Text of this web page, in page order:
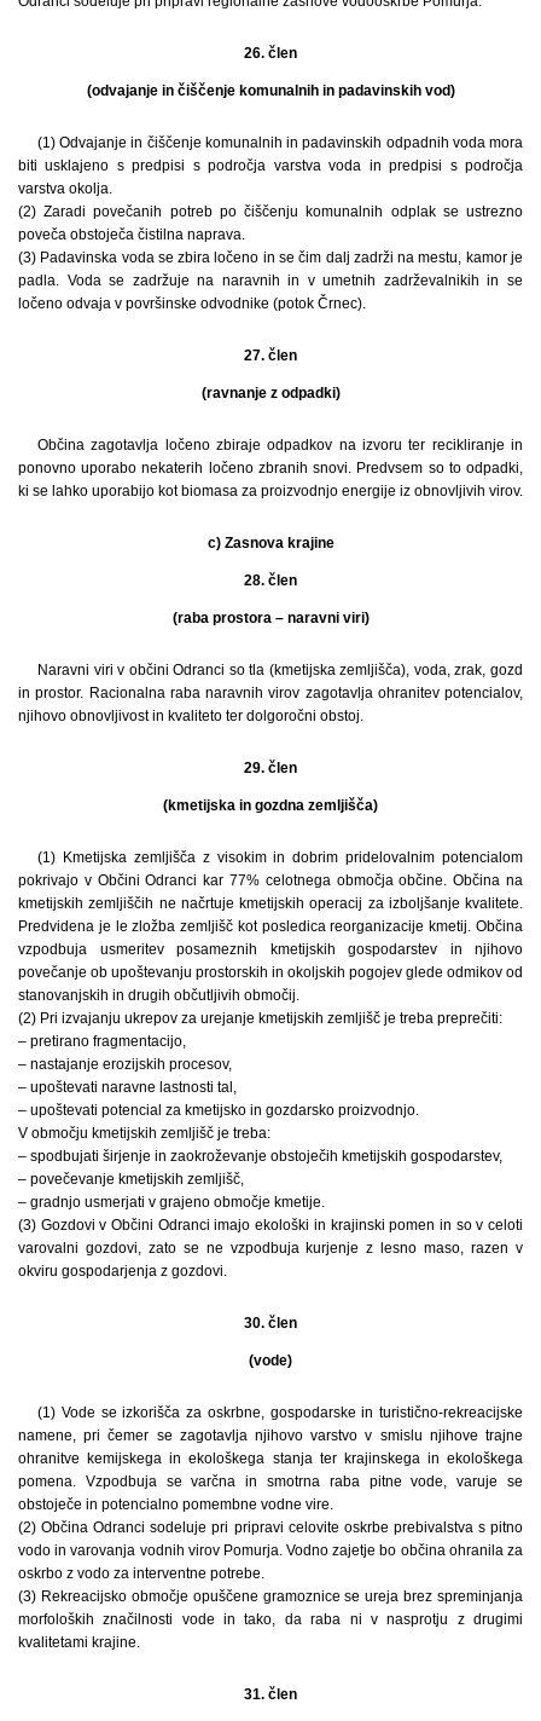
26. člen
(odvajanje in čiščenje komunalnih in padavinskih vod)
(1) Odvajanje in čiščenje komunalnih in padavinskih odpadnih voda mora
biti usklajeno s predpisi s področja varstva voda in predpisi s področja
varstva okolja.
(2) Zaradi povečanih potreb po čiščenju komunalnih odplak se ustrezno
poveča obstoječa čistilna naprava.
(3) Padavinska voda se zbira ločeno in se čim dalj zadrži na mestu, kamor je
padla. Voda se zadržuje na naravnih in v umetnih zadrževalnikih in se
ločeno odvaja v površinske odvodnike (potok Črnec).
27. člen
(ravnanje z odpadki)
Občina zagotavlja ločeno zbiraje odpadkov na izvoru ter recikliranje in
ponovno uporabo nekaterih ločeno zbranih snovi. Predvsem so to odpadki,
ki se lahko uporabijo kot biomasa za proizvodnjo energije iz obnovljivih virov.
c) Zasnova krajine
28. člen
(raba prostora – naravni viri)
Naravni viri v občini Odranci so tla (kmetijska zemljišča), voda, zrak, gozd
in prostor. Racionalna raba naravnih virov zagotavlja ohranitev potencialov,
njihovo obnovljivost in kvaliteto ter dolgoročni obstoj.
29. člen
(kmetijska in gozdna zemljišča)
(1) Kmetijska zemljišča z visokim in dobrim pridelovalnim potencialom
pokrivajo v Občini Odranci kar 77% celotnega območja občine. Občina na
kmetijskih zemljiščih ne načrtuje kmetijskih operacij za izboljšanje kvalitete.
Predvidena je le zložba zemljišč kot posledica reorganizacije kmetij. Občina
vzpodbuja usmeritev posameznih kmetijskih gospodarstev in njihovo
povečanje ob upoštevanju prostorskih in okoljskih pogojev glede odmikov od
stanovanjskih in drugih občutljivih območij.
(2) Pri izvajanju ukrepov za urejanje kmetijskih zemljišč je treba preprečiti:
– pretirano fragmentacijo,
– nastajanje erozijskih procesov,
– upoštevati naravne lastnosti tal,
– upoštevati potencial za kmetijsko in gozdarsko proizvodnjo.
V območju kmetijskih zemljišč je treba:
– spodbujati širjenje in zaokroževanje obstoječih kmetijskih gospodarstev,
– povečevanje kmetijskih zemljišč,
– gradnjo usmerjati v grajeno območje kmetije.
(3) Gozdovi v Občini Odranci imajo ekološki in krajinski pomen in so v celoti
varovalni gozdovi, zato se ne vzpodbuja kurjenje z lesno maso, razen v
okviru gospodarjenja z gozdovi.
30. člen
(vode)
(1) Vode se izkorišča za oskrbne, gospodarske in turistično-rekreacijske
namene, pri čemer se zagotavlja njihovo varstvo v smislu njihove trajne
ohranitve kemijskega in ekološkega stanja ter krajinskega in ekološkega
pomena. Vzpodbuja se varčna in smotrna raba pitne vode, varuje se
obstoječe in potencialno pomembne vodne vire.
(2) Občina Odranci sodeluje pri pripravi celovite oskrbe prebivalstva s pitno
vodo in varovanja vodnih virov Pomurja. Vodno zajetje bo občina ohranila za
oskrbo z vodo za interventne potrebe.
(3) Rekreacijsko območje opuščene gramoznice se ureja brez spreminjanja
morfoloških značilnosti vode in tako, da raba ni v nasprotju z drugimi
kvalitetami krajine.
31. člen